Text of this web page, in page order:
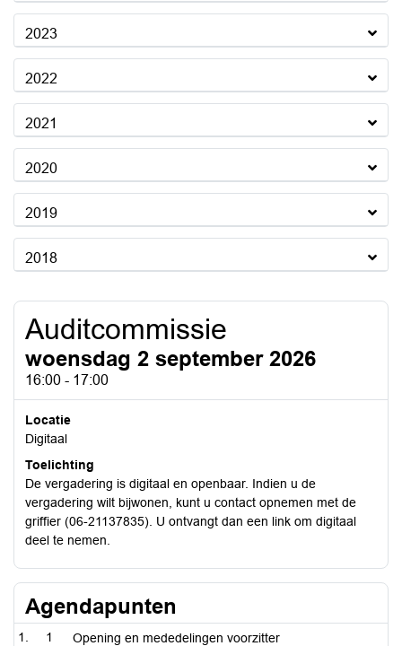
2023
2022
2021
2020
2019
2018
Auditcommissie
woensdag 2 september 2026
16:00 - 17:00
Locatie
Digitaal
Toelichting
De vergadering is digitaal en openbaar. Indien u de
vergadering wilt bijwonen, kunt u contact opnemen met de
griffier (06-21137835). U ontvangt dan een link om digitaal
deel te nemen.
Agendapunten
1 Opening en mededelingen voorzitter